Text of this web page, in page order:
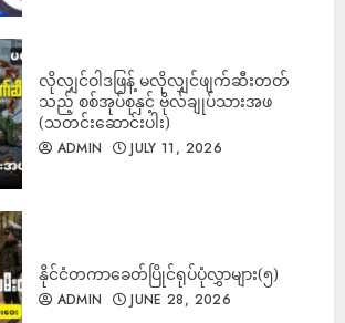
လိုလျှင်ဝါဒဖြန့် မလိုလျှင်ဖျက်ဆီးတတ်
သည့် စစ်အုပ်စုနှင့် ဗိုလ်ချုပ်သားအဖ
(သတင်းဆောင်းပါး)
ADMIN JULY 11, 2026
နိုင်ငံတကာခေတ်ပြိုင်ရုပ်ပုံလွှာများ(၅)
ADMIN JUNE 28, 2026